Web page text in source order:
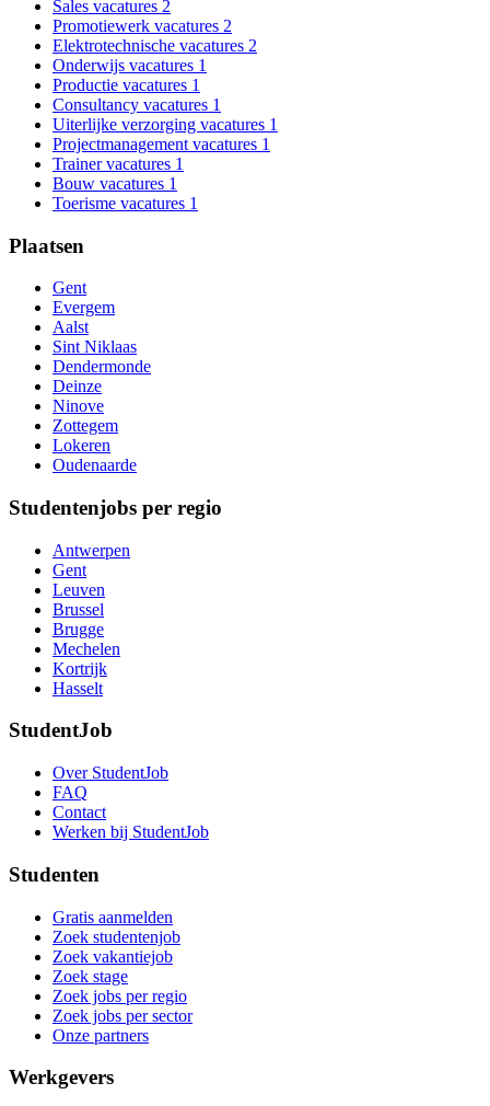
Sales vacatures 2
Promotiewerk vacatures 2
Elektrotechnische vacatures 2
Onderwijs vacatures 1
Productie vacatures 1
Consultancy vacatures 1
Uiterlijke verzorging vacatures 1
Projectmanagement vacatures 1
Trainer vacatures 1
Bouw vacatures 1
Toerisme vacatures 1
Plaatsen
Gent
Evergem
Aalst
Sint Niklaas
Dendermonde
Deinze
Ninove
Zottegem
Lokeren
Oudenaarde
Studentenjobs per regio
Antwerpen
Gent
Leuven
Brussel
Brugge
Mechelen
Kortrijk
Hasselt
StudentJob
Over StudentJob
FAQ
Contact
Werken bij StudentJob
Studenten
Gratis aanmelden
Zoek studentenjob
Zoek vakantiejob
Zoek stage
Zoek jobs per regio
Zoek jobs per sector
Onze partners
Werkgevers